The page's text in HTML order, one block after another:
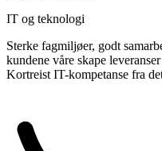
IT og teknologi
Sterke fagmiljøer, godt
kundene våre skape
Kortreist IT-kompetanse fra